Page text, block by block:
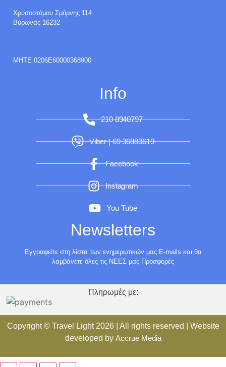
Χρυσοστόμου Σμύρνης 114
Βύρωνας 16232
ΜΗΤΕ 0206E60000368900
Info
210 8940797
Viber | 69 36883619
Facebook
Instagram
You Tube
Newsletters
Εγγραφείτε στη λίστα των ενημερωτικών μας E-mails και θα
λαμβάνετε όλες τις ΝΕΕΣ μας Προσφορές
Πληρωμές με:
Copyright © Travel Light2026 | All rights reserved | Website
developed by Accrue Media